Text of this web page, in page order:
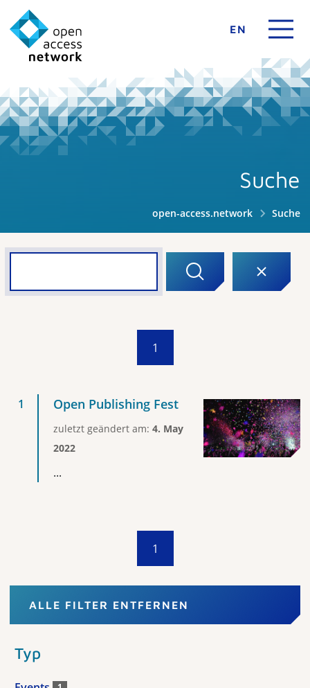
EN
Suche
open-access.network Suche
1
Open Publishing Fest
zuletzt geändert am: 4. May
2022
...
1
ALLE FILTER ENTFERNEN
Typ